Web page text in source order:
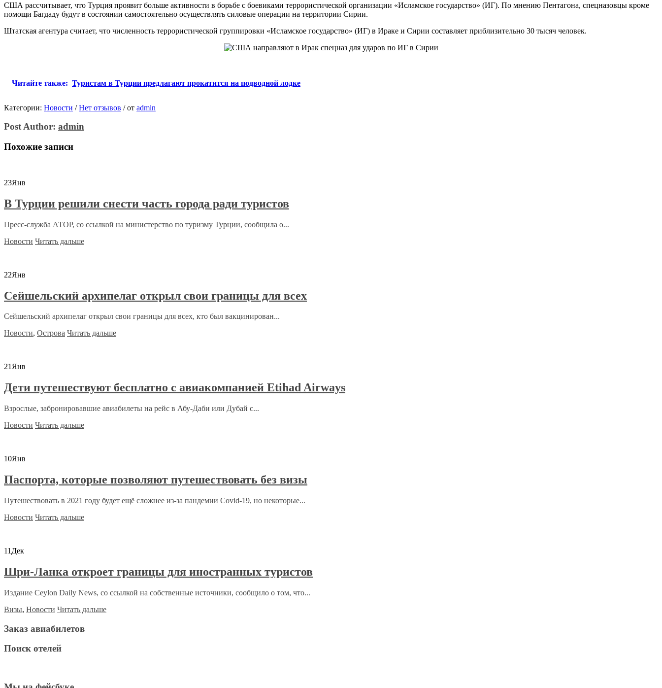
США рассчитывает, что Турция проявит больше активности в борьбе с боевиками террористической организации «Исламское государство» (ИГ). По мнению Пентагона, спецназовцы кроме
помощи Багдаду будут в состоянии самостоятельно осуществлять силовые операции на территории Сирии.
Штатская агентура считает, что численность террористической группировки «Исламское государство» (ИГ) в Ираке и Сирии составляет приблизительно 30 тысяч человек.
Читайте также: Туристам в Турции предлагают прокатится на подводной лодке
Категории: Новости / Нет отзывов /от admin
Post Author: admin
Похожие записи
23Янв
В Турции решили снести часть города ради туристов
Пресс-служба АТОР, со ссылкой на министерство по туризму Турции, сообщила о...
Новости Читать дальше
22Янв
Сейшельский архипелаг открыл свои границы для всех
Сейшельский архипелаг открыл свои границы для всех, кто был вакцинирован...
Новости, Острова Читать дальше
21Янв
Дети путешествуют бесплатно с авиакомпанией Etihad Airways
Взрослые, забронировавшие авиабилеты на рейс в Абу-Даби или Дубай с...
Новости Читать дальше
10Янв
Паспорта, которые позволяют путешествовать без визы
Путешествовать в 2021 году будет ещё сложнее из-за пандемии Covid-19, но некоторые...
Новости Читать дальше
11 Дек
Шри-Ланка откроет границы для иностранных туристов
Издание Ceylon Daily News, со ссылкой на собственные источники, сообщило о том, что...
Визы, Новости Читать дальше
Заказ авиабилетов
Поиск отелей